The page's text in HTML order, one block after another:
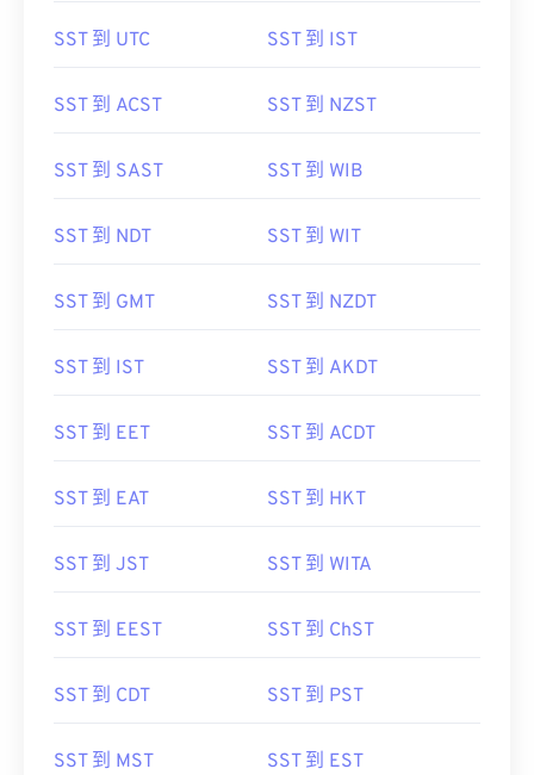
SST 到 UTC SST 到 IST
SST 到 ACST SST 到 NZST
SST 到 SAST SST 到 WIB
SST 到 NDT SST 到 WIT
SST 到 GMT SST 到 NZDT
SST 到 IST SST 到 AKDT
SST 到 EET SST 到 ACDT
SST 到 EAT SST 到 HKT
SST 到 JST SST 到 WITA
SST 到 EEST SST 到 ChST
SST 到 CDT SST 到 PST
SST 到 MST SST 到 EST